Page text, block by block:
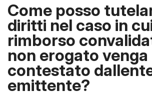
Come posso
diritti nel caso in
rimborso
non erogato venga
contestato
emittente?